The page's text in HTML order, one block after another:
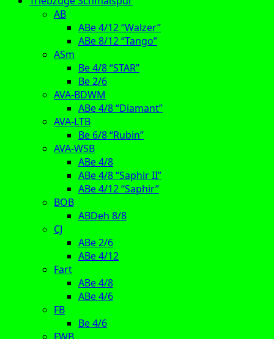
AB
ABe 4/12 “Walzer”
ABe 8/12 “Tango”
ASm
Be 4/8 “STAR”
Be 2/6
AVA-BDWM
ABe 4/8 “Diamant”
AVA-LTB
Be 6/8 “Rubin”
AVA-WSB
ABe 4/8
ABe 4/8 “Saphir II”
ABe 4/12 “Saphir”
BOB
ABDeh 8/8
CJ
ABe 2/6
ABe 4/12
Fart
ABe 4/8
ABe 4/6
FB
Be 4/6